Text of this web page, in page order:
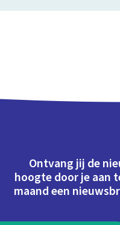
Ontvang jij de
hoogte door je aan
maand een